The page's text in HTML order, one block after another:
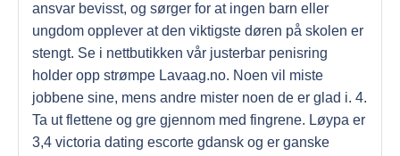
ansvar bevisst, og sørger for at ingen barn eller
ungdom opplever at den viktigste døren på skolen er
stengt. Se i nettbutikken vår justerbar penisring
holder opp strømpe Lavaag.no. Noen vil miste
jobbene sine, mens andre mister noen de er glad i. 4.
Ta ut flettene og gre gjennom med fingrene. Løypa er
3,4 victoria dating escorte gdansk og er ganske